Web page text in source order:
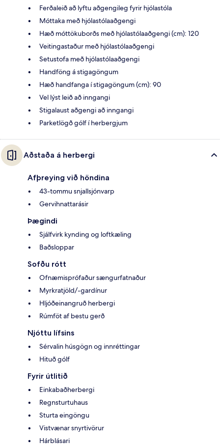
Ferðaleið að lyftu aðgengileg fyrir hjólastóla
Móttaka með hjólastólaaðgengi
Hæð móttökuborðs með hjólastólaaðgengi (cm): 120
Veitingastaður með hjólastólaaðgengi
Setustofa með hjólastólaaðgengi
Handföng á stigagöngum
Hæð handfanga í stigagöngum (cm): 90
Vel lýst leið að inngangi
Stigalaust aðgengi að inngangi
Parketlögð gólf í herbergjum
Aðstaða á herbergi
Afþreying við höndina
43-tommu snjallsjónvarp
Gervihnattarásir
Þægindi
Sjálfvirk kynding og loftkæling
Baðsloppar
Sofðu rótt
Ofnæmisprófaður sængurfatnaður
Myrkratjöld/-gardínur
Hljóðeinangruð herbergi
Rúmföt af bestu gerð
Njóttu lífsins
Sérvalin húsgögn og innréttingar
Hituð gólf
Fyrir útlitið
Einkabaðherbergi
Regnsturtuhaus
Sturta eingöngu
Vistvænar snyrtivörur
Hárblásari